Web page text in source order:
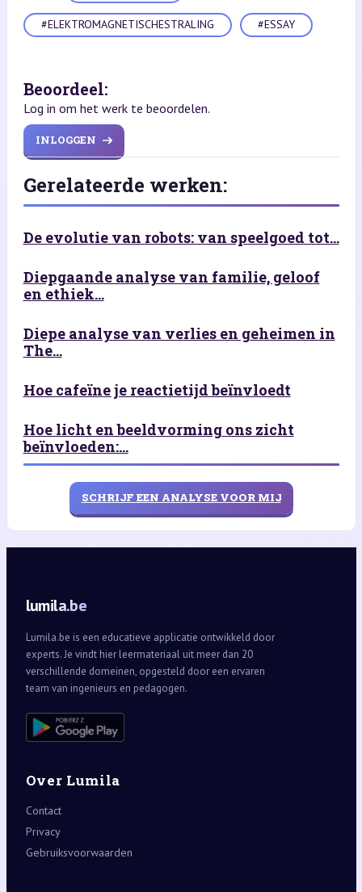
#ELEKTROMAGNETISCHESTRALING #ESSAY
Beoordeel:
Log in om het werk te beoordelen.
INLOGGEN
Gerelateerde werken:
De evolutie van robots: van speelgoed tot...
Diepgaande analyse van familie, geloof
en ethiek...
Diepe analyse van verlies en geheimen in
The...
Hoe cafeïne je reactietijd beïnvloedt
Hoe licht en beeldvorming ons zicht
beïnvloeden:...
SCHRIJF EEN ANALYSE VOOR MIJ
lumila.be
Lumila.be is een educatieve applicatie ontwikkeld door
experts. Je vindt hier leermateriaal uit meer dan 20
verschillende domeinen, opgesteld door een ervaren
team van ingenieurs en pedagogen.
Over Lumila
Contact
Privacy
Gebruiksvoorwaarden